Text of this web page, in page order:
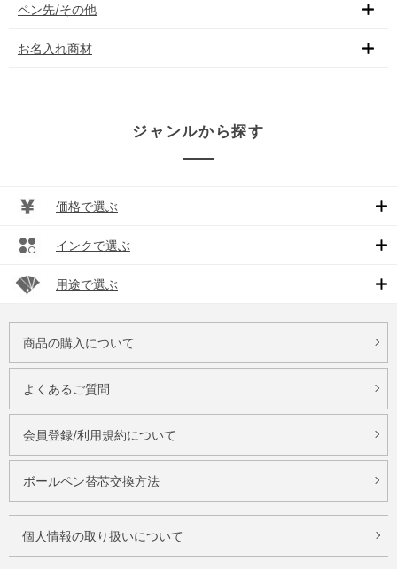
ペン先/その他
お名入れ商材
ジャンルから探す
価格で選ぶ
インクで選ぶ
用途で選ぶ
商品の購入について
よくあるご質問
会員登録/利用規約について
ボールペン替芯交換方法
個人情報の取り扱いについて